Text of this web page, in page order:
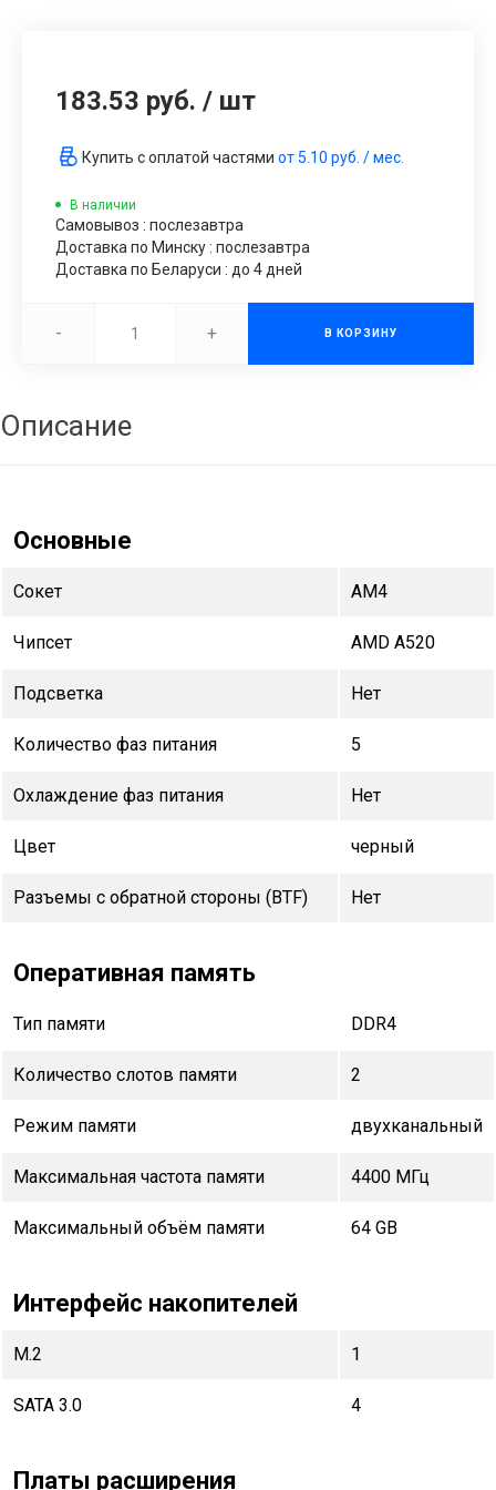
183.53 руб. / шт
Купить с оплатой частями от5.10 руб. / мес.
В наличии
Самовывоз : послезавтра
Доставка по Минску : послезавтра
Доставка по Беларуси : до 4 дней
- + В КОРЗИНУ
Описание
Основные
Сокет AM4
Чипсет AMD A520
Подсветка Нет
Количество фаз питания 5
Охлаждение фаз питания Нет
Цвет черный
Разъемы с обратной стороны (BTF) Нет
Оперативная память
Тип памяти DDR4
Количество слотов памяти 2
Режим памяти двухканальный
Максимальная частота памяти 4400 МГц
Максимальный объём памяти 64 GB
Интерфейс накопителей
M.2 1
SATA 3.0 4
Платы расширения